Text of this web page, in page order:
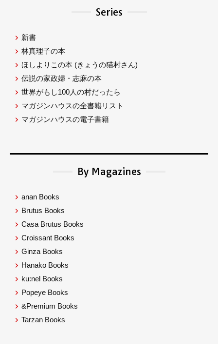
Series
新書
林真理子の本
ほしよりこの本 (きょうの猫村さん)
伝説の家政婦・志麻の本
世界がもし100人の村だったら
マガジンハウスの全書籍リスト
マガジンハウスの電子書籍
By Magazines
anan Books
Brutus Books
Casa Brutus Books
Croissant Books
Ginza Books
Hanako Books
ku:nel Books
Popeye Books
&Premium Books
Tarzan Books